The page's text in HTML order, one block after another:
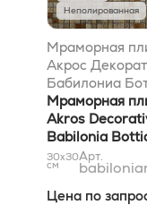
Неполированная
Мраморная
Акрос
Бабилониа
Бьянконе
Реале
Классико Микс
Сильвер
Мраморная
Akros
Babilonia
Biancone Giallo
Travertino
Gold-Silver
30x30
см
Арт.
Цена по